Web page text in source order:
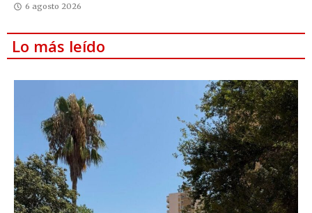
6 agosto 2026
Lo más leído